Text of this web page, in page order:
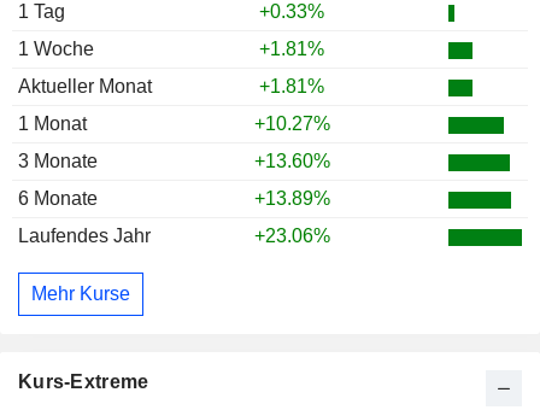
1 Tag
+0.33%
1 Woche
+1.81%
Aktueller Monat
+1.81%
1 Monat
+10.27%
3 Monate
+13.60%
6 Monate
+13.89%
Laufendes Jahr
+23.06%
Mehr Kurse
Kurs-Extreme